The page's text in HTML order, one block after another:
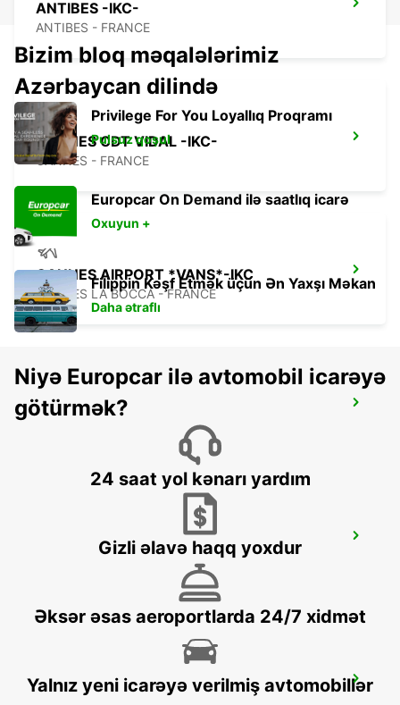
ANTIBES -IKC-
ANTIBES - FRANCE
CANNES CDT VIDAL -IKC-
CANNES - FRANCE
CANNES AIRPORT *VANS*-IKC
CANNES LA BOCCA - FRANCE
FREJUS -IKC-
DRAGUIGNAN -IKC-
DRAGUIGNAN - FRANCE
SAINTE MAXIME (NEAR ST TROPEZ)-
IKC-
Bizim bloq məqalələrimiz
Azərbaycan dilində
Privilege For You Loyallıq Proqramı
Pulsuz qoşul
Europcar On Demand ilə saatlıq icarə
Oxuyun +
Filippin Kəşf Etmək üçün Ən Yaxşı Məkan
Daha ətraflı
Niyə Europcar ilə avtomobil icarəyə
götürmək?
24 saat yol kənarı yardım
Gizli əlavə haqq yoxdur
Əksər əsas aeroportlarda 24/7 xidmət
Yalnız yeni icarəyə verilmiş avtomobillər